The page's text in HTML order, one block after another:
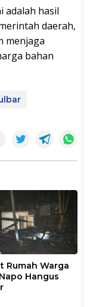
adalah hasil
daerah,
menjaga
bahan
Rumah Warga
Hangus